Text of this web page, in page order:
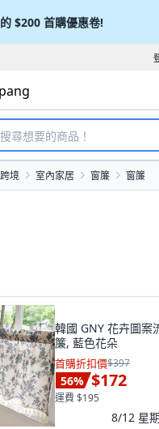
$200 首購優惠卷!
境 室內家居 窗簾 窗簾
韓國 GNY 花卉圖案
簾, 藍色花朵
首購折扣價$397
56% $172
運費 $195
8/12 星